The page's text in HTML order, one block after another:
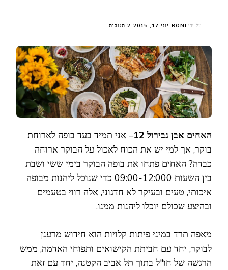
על-ידי RONI יוני 17, 2015 2 תגובות
על
הבוקר
הכי
שוות
בתל
אביב
האחים אבן גבירול 12
– אני תמיד בעד בופה לארוחת
בוקר, אך למי יש את הכוח לאכול על הבוקר ארוחה
כבדה? האחים פתחו את בופה הבוקר בימי ששי ושבת
בין השעות 09:00-12:000 כדי שנוכל ליהנות מבופה
איכותי, טעים ובעיקר לא חדגוני, אלה רווי בטעמים
ובהיצע שכולם יוכלו ליהנות ממנו.
מאפה תרד במיני פיתות קלויות הוא חידוש מרענן
לבוקר, יחד עם חביתת הקישואים ותפוחי האדמה, ממש
הרגשה של חו"ל בתוך תל אביב הקטנה, יחד עם זאת